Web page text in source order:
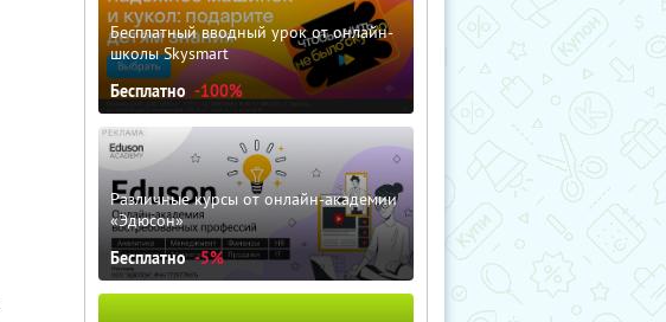
Бесплатный вводный урок от онлайн-
школы Skysmart
Бесплатно -100%
Различные курсы от онлайн-академии
«Эдюсон»
Бесплатно -5%